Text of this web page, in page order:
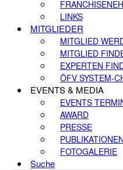
LINKS
MITGLIEDER
MITGLIED
MITGLIED
EXPERTEN
ÖFV SYSTEM-
EVENTS & MEDIA
EVENTS
AWARD
PRESSE
PUBLIKATIONEN
FOTOGALERIE
Suche